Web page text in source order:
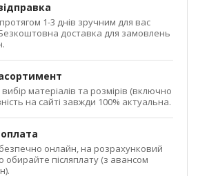
1-3 днів зручним для вас
доставка для замовлень
матеріалів та розмірів (включно
на сайті завжди 100% актуальна.
онлайн, на розрахунковий
обирайте післяплату (з авансом